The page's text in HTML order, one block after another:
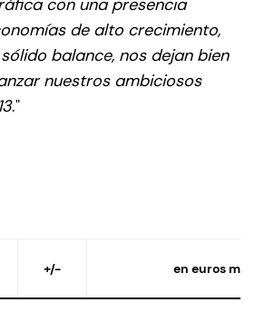
con una presencia
de alto crecimiento,
balance, nos dejan bien
nuestros ambiciosos
."
+/- en euros